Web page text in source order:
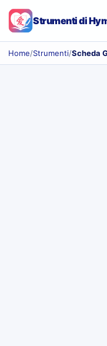
Strumenti di
Home/Strumenti/Scheda